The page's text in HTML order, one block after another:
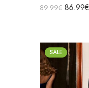
89.99€ 86.99€
SALE